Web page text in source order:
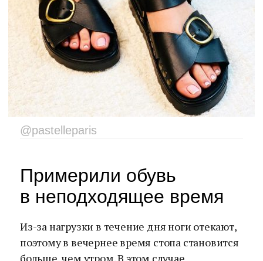
@pastelleparis
Примерили обувь
в неподходящее время
Из-за нагрузки в течение дня ноги отекают,
поэтому в вечернее время стопа становится
больше, чем утром. В этом случае